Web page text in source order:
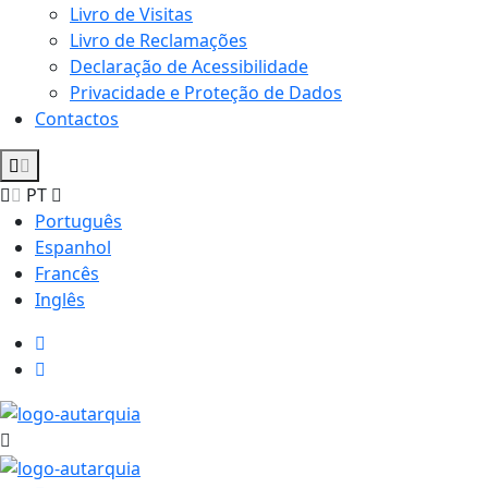
Livro de Visitas
Livro de Reclamações
Declaração de Acessibilidade
Privacidade e Proteção de Dados
Contactos
PT
Português
Espanhol
Francês
Inglês